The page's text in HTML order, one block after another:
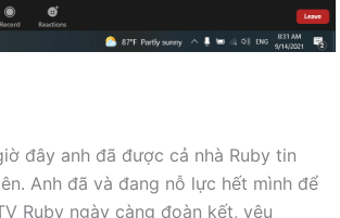
đây anh đã được cả nhà Ruby tin
Anh đã và đang nỗ lực hết mình để
Ruby ngày càng đoàn kết, yêu